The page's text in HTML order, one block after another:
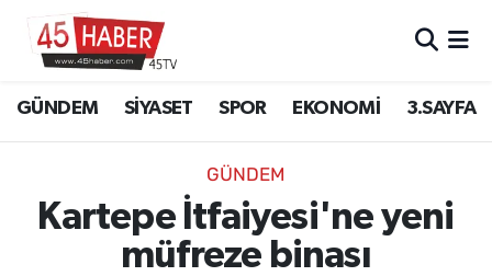
GÜNDEM SİYASET SPOR EKONOMİ 3.SAYFA
GÜNDEM
Kartepe İtfaiyesi'ne yeni
müfreze binası
SİYASET
EKONOMİ
Manisa Hava Durumu
Manisa Namaz Vakitleri
Manisa Trafik Yoğunluk Haritası